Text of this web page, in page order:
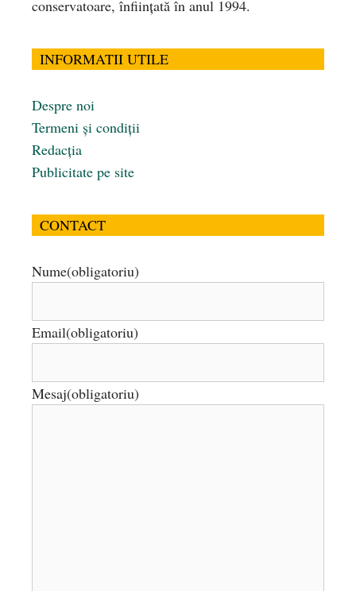
conservatoare, înfiinţată în anul 1994.
INFORMATII UTILE
Despre noi
Termeni și condiții
Redacția
Publicitate pe site
CONTACT
Nume(obligatoriu)
Email(obligatoriu)
Mesaj(obligatoriu)